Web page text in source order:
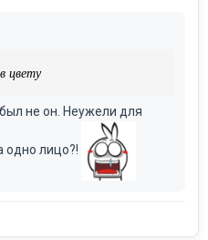
цвету
не он. Неужели для
одно лицо?!